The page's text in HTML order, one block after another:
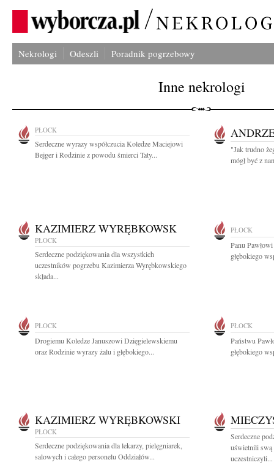
Nekrologi Odeszli Poradnik pogrzebowy
Inne nekrologi
PŁOCK
Serdeczne wyrazy współczucia Koledze Maciejowi
Bejger i Rodzinie z powodu śmierci Taty...
"Jak trudno
mógł być z
KAZIMIERZ WYRĘBKOWSK
PŁOCK
Serdeczne podziękowania dla wszystkich
uczestników pogrzebu Kazimierza Wyrębkowskiego
składa...
PŁOCK
Panu
głębokiego
PŁOCK
Drogiemu Koledze Januszowi Dzięgielewskiemu
oraz Rodzinie wyrazy żalu i głębokiego...
PŁOCK
Państwu
głębokiego
KAZIMIERZ WYRĘBKOWSKI
PŁOCK
Serdeczne podziękowania dla lekarzy, pielęgniarek,
salowych i całego personelu Oddziałów...
Serdeczne
uświetnili swą
uczestniczyli...